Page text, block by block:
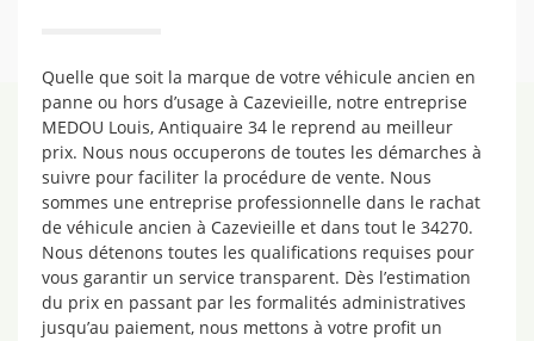
Quelle que soit la marque de votre véhicule ancien en
panne ou hors d’usage à Cazevieille, notre entreprise
MEDOU Louis, Antiquaire 34 le reprend au meilleur
prix. Nous nous occuperons de toutes les démarches à
suivre pour faciliter la procédure de vente. Nous
sommes une entreprise professionnelle dans le rachat
de véhicule ancien à Cazevieille et dans tout le 34270.
Nous détenons toutes les qualifications requises pour
vous garantir un service transparent. Dès l’estimation
du prix en passant par les formalités administratives
jusqu’au paiement, nous mettons à votre profit un